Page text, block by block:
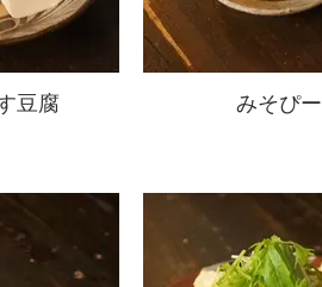
豆腐 みそぴー